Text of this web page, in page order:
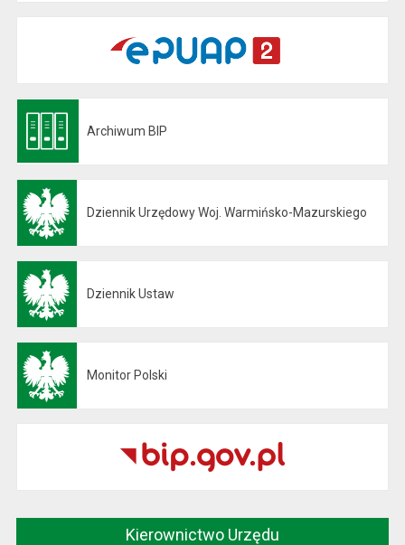
Archiwum BIP
Dziennik Urzędowy Woj. Warmińsko-Mazurskiego
Dziennik Ustaw
Monitor Polski
Kierownictwo Urzędu